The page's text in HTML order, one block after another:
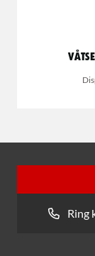
Ring